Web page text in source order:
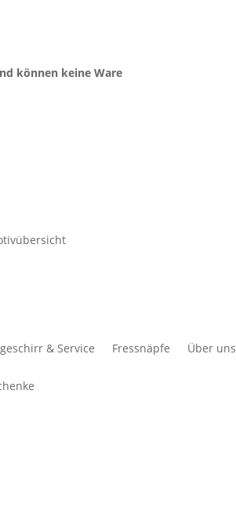
können keine Ware
& Service Fressnäpfe Über uns